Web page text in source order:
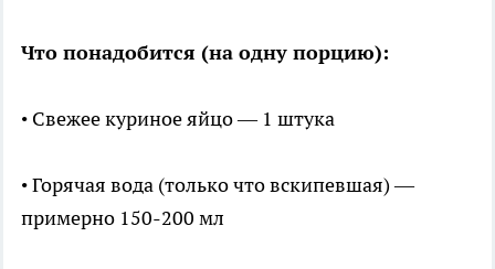
Что понадобится (на одну порцию):
• Свежее куриное яйцо — 1 штука
• Горячая вода (только что вскипевшая) —
примерно 150-200 мл